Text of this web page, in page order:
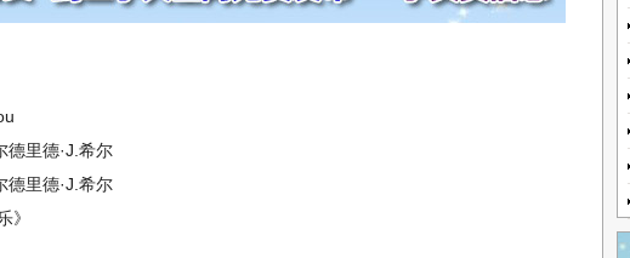
德里德·J.希尔
德里德·J.希尔
》
不再弹出